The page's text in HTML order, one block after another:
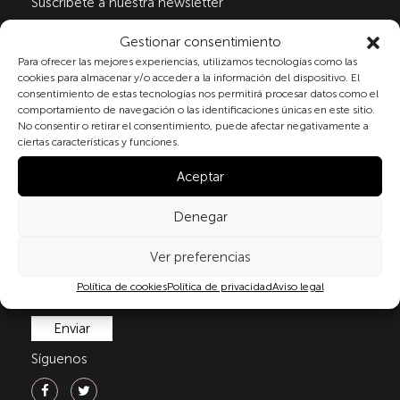
Gestionar consentimiento
Para ofrecer las mejores experiencias, utilizamos tecnologías como las
cookies para almacenar y/o acceder a la información del dispositivo. El
consentimiento de estas tecnologías nos permitirá procesar datos como el
comportamiento de navegación o las identificaciones únicas en este sitio.
No consentir o retirar el consentimiento, puede afectar negativamente a
ciertas características y funciones.
Aceptar
Denegar
Ver preferencias
Política de cookiesPolítica de privacidadAviso legal
Al marcar la casilla y enviar este formulario, usted
consiente expresamente el tratamiento de sus datos
personales conforme a la normativa vigente en
materia de protección de datos personales, en
particular, de acuerdo con lo dispuesto en el
Reglamento (UE) 2016/679 del Parlamento Europeo y
del Consejo de 27 de abril de 2016 (RGPD) y la Ley
Datos Personales y garantía de los derechos
política de privacidad
Síguenos